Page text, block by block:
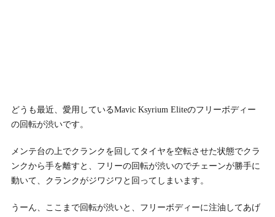
どうも最近、愛用しているMavic Ksyrium Eliteのフリーボディー
の回転が渋いです。
メンテ台の上でクランクを回してタイヤを空転させた状態でクラ
ンクから手を離すと、フリーの回転が渋いのでチェーンが勝手に
動いて、クランクがジワジワと回ってしまいます。
うーん、ここまで回転が渋いと、フリーボディーに注油してあげ